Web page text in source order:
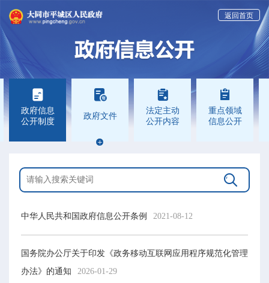
返回首页

政府信息
公开制度

政府文件


法定主动
公开内容

重点领域
信息公开

中华人民共和国政府信息公开条例 2021-08-12
国务院办公厅关于印发《政务移动互联网应用程序规范化管理
办法》的通知
2026-01-29